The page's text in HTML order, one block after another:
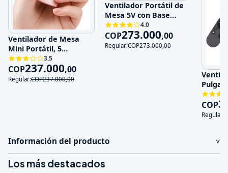
Ventilador de Mesa
Mini Portátil, 5
Velocidades, 5V,
Recargable
3.5
COP237.000,00
Regular:COP237.000,00
Ventilador Portátil de
Mesa 5V con Base
Magnética y 100
Velocidades
4.0
COP273.000,00
Regular:COP273.000,00
120V
COP
Regular:
Información del producto
Los más destacados